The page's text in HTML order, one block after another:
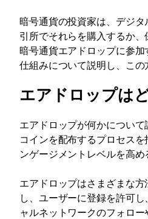
暗号通貨の投資家は、デジ
引所でそれらを購入するか
暗号通貨エアドロップに参
仕組みについて説明し、この
エアドロップは
エアドロップが何かについ
コインを配布するプロセス
ンゲージメントレベルを高
エアドロップはさまざまな
し、ユーザーに登録を許可
ャルネットワークのフォロー